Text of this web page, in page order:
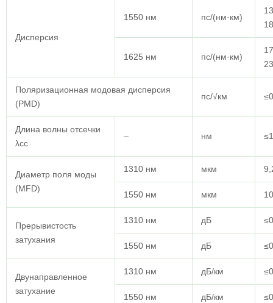
Дисперсия
1550 нм пс/(нм·км)
1625 нм пс/(нм·км)
Поляризационная модовая дисперсия
(PMD)
пс/√км
Длина волны отсечки
λcc
– нм
Диаметр поля моды
(MFD)
1310 нм мкм
1550 нм мкм
Прерывистость
затухания
1310 нм дБ
1550 нм дБ
Двунаправленное
затухание
1310 нм дБ/км
1550 нм дБ/км